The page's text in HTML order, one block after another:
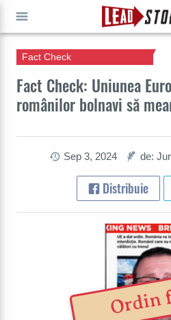
Fact Check: Uniunea
românilor bolnavi să
Fact Check
Sep 3, 2024 de:
Distribuie
Ordin
CAUTĂ